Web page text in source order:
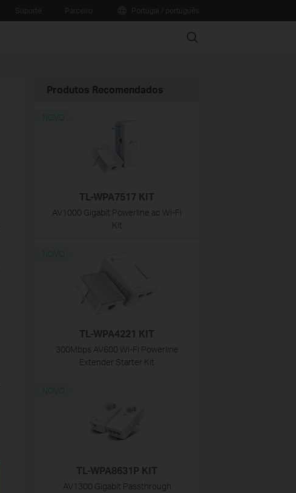
Search
Produtos Recomendados
TL-WPA7517 KIT
AV1000 Gigabit Powerline ac Wi-Fi
Kit
NOVO
TL-WPA4221 KIT
300Mbps AV600 Wi-Fi Powerline
Extender Starter Kit
NOVO
TL-WPA8631P KIT
AV1300 Gigabit Passthrough
NOVO